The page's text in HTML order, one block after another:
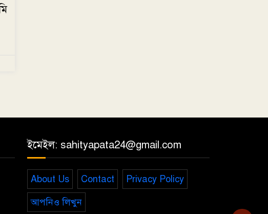
ইমেইল: sahityapata24@gmail.com
About Us Contact Privacy Policy
আপনিও লিখুন